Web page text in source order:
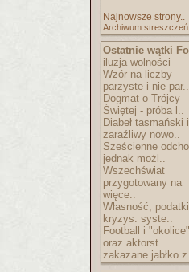
Najnowsze strony..
Archiwum streszczeń..
Ostatnie wątki
iluzja wolności
Wzór na liczby
parzyste i nie par..
Dogmat o Trójcy
Świętej - próba l..
Diabeł tasmański i
zaraźliwy nowo..
Sześcienne
jednak możl..
Wszechświat
przygotowany na
więce..
Własność,
kryzys: syste..
Football i "okolice"
oraz aktorst..
zakazane jabłko